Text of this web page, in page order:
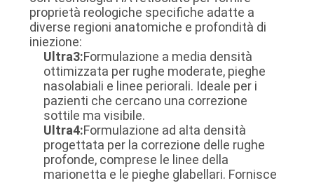
proprietà reologiche specifiche adatte a
diverse regioni anatomiche e profondità di
iniezione:
Ultra3:Formulazione a media densità
ottimizzata per rughe moderate, pieghe
nasolabiali e linee periorali. Ideale per i
pazienti che cercano una correzione
sottile ma visibile.
Ultra4:Formulazione ad alta densità
progettata per la correzione delle rughe
profonde, comprese le linee della
marionetta e le pieghe glabellari. Fornisce